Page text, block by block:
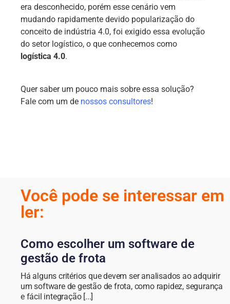
era desconhecido, porém esse cenário vem
mudando rapidamente devido popularização do
conceito de indústria 4.0, foi exigido essa evolução
do setor logístico, o que conhecemos como
logística 4.0.
Quer saber um pouco mais sobre essa solução?
Fale com um de nossos consultores!
Você pode se interessar em
ler:
Como escolher um software de
gestão de frota
Há alguns critérios que devem ser analisados ao adquirir
um software de gestão de frota, como rapidez, segurança
e fácil integração [...]